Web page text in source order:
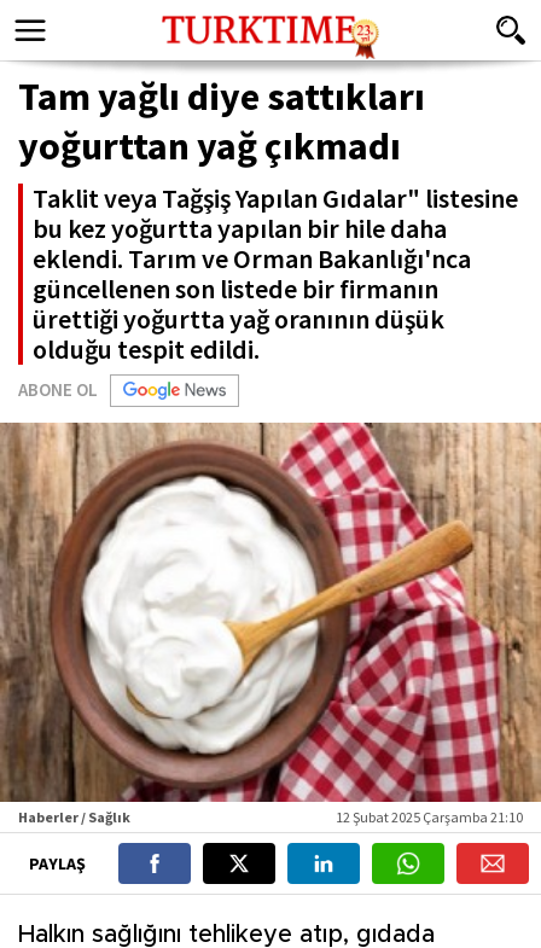
Tam yağlı diye sattıkları
yoğurttan yağ çıkmadı
Taklit veya Tağşiş Yapılan Gıdalar" listesine
bu kez yoğurtta yapılan bir hile daha
eklendi. Tarım ve Orman Bakanlığı'nca
güncellenen son listede bir firmanın
ürettiği yoğurtta yağ oranının düşük
olduğu tespit edildi.
ABONE OL
Haberler / Sağlık 12 Şubat 2025 Çarşamba 21:10
PAYLAŞ
Halkın sağlığını tehlikeye atıp, gıdada